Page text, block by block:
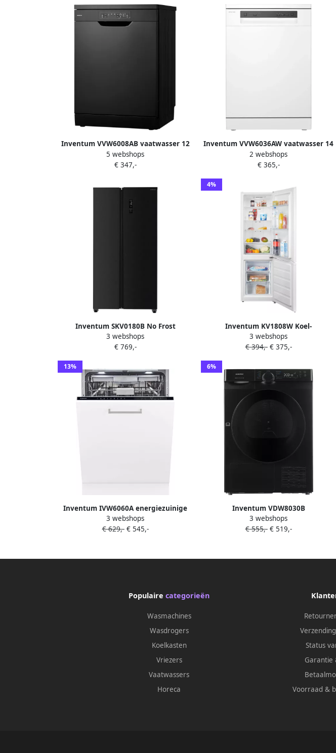
Inventum VVW6008AB vaatwasser 12
couverts Bestekmand 3 programma s
Deur opent automatisch Startuitstel
5 webshops
€ 347,-
Inventum VVW6036AW vaatwasser 14
couverts Bestekmand 44 dB 7
programma s Deur opent automatisch
2 webshops
€ 365,-
Inventum SKV0180B No Frost
energiezuinige Amerikaanse koelkast
532 liter Digitaal display Superkoelen
Zwart
3 webshops
€ 769,-
4%
Inventum KV1808W Koel-
vriescombinatie Wit
3 webshops
€ 394,-€ 375,-
13%
Inventum IVW6060A energiezuinige
inbouw vaatwasser 14 couverts
Volledig integreerbaar Besteklade-
Binnenverlichting Projectie vloer Extra
3 webshops
€ 629,-€ 545,-
6%
Inventum VDW8030B
Warmtepompdroger 8kg 14
programma's UV-licht Energieklasse
3 webshops
€ 555,-€ 519,-
Populaire categorieën
Wasmachines
Wasdrogers
Koelkasten
Vriezers
Vaatwassers
Horeca
Status
Garantie
Voorraad &